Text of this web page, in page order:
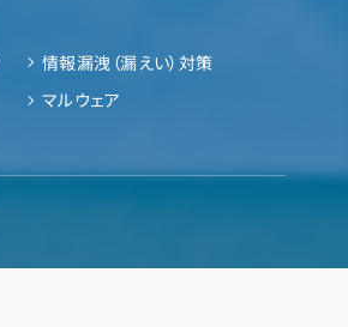
情報漏洩（漏えい）対策
マルウェア